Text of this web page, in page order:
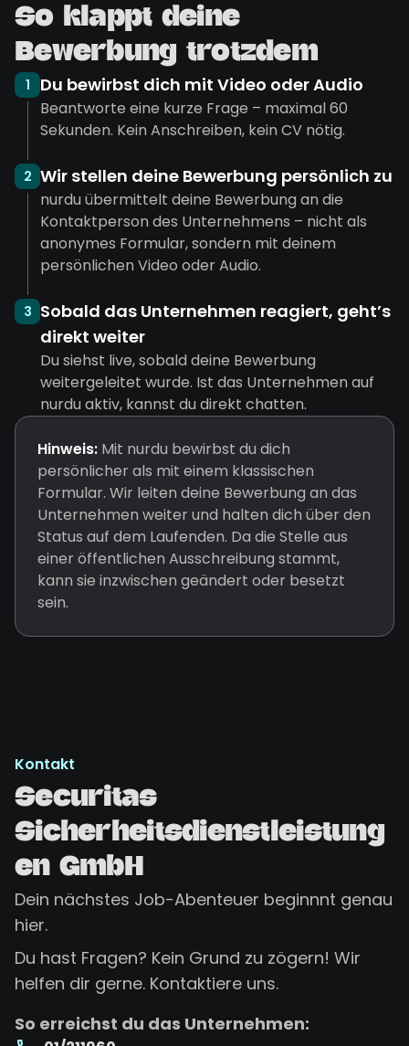
So klappt deine
Bewerbung trotzdem
1 Du bewirbst dich mit Video oder Audio
Beantworte eine kurze Frage – maximal 60
Sekunden. Kein Anschreiben, kein CV nötig.
2 Wir stellen deine Bewerbung persönlich zu
nurdu übermittelt deine Bewerbung an die
Kontaktperson des Unternehmens – nicht als
anonymes Formular, sondern mit deinem
persönlichen Video oder Audio.
3 Sobald das Unternehmen reagiert, geht’s
direkt weiter
Du siehst live, sobald deine Bewerbung
weitergeleitet wurde. Ist das Unternehmen auf
nurdu aktiv, kannst du direkt chatten.
Hinweis: Mit nurdu bewirbst du dich
persönlicher als mit einem klassischen
Formular. Wir leiten deine Bewerbung an das
Unternehmen weiter und halten dich über den
Status auf dem Laufenden. Da die Stelle aus
einer öffentlichen Ausschreibung stammt,
kann sie inzwischen geändert oder besetzt
sein.
Kontakt
Securitas
Sicherheitsdienstleistung
en GmbH
Dein nächstes Job-Abenteuer beginnnt genau
hier.
Du hast Fragen? Kein Grund zu zögern! Wir
helfen dir gerne. Kontaktiere uns.
So erreichst du das Unternehmen: